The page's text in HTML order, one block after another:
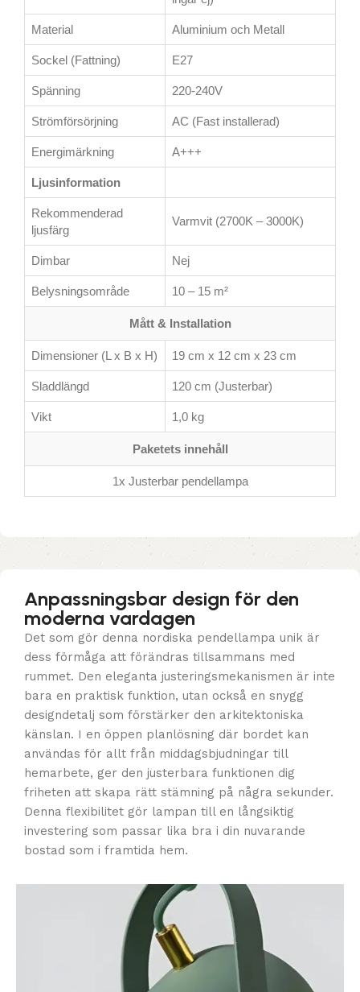
Material Aluminium och Metall
Sockel (Fattning) E27
Spänning 220-240V
Strömförsörjning AC (Fast installerad)
Energimärkning A+++
Ljusinformation
Rekommenderad
ljusfärg
Varmvit (2700K – 3000K)
Dimbar Nej
Belysningsområde 10 – 15 m²
Mått & Installation
Dimensioner (L x B x H) 19 cm x 12 cm x 23 cm
Sladdlängd 120 cm (Justerbar)
Vikt 1,0 kg
Paketets innehåll
1x Justerbar pendellampa
Anpassningsbar design för den
moderna vardagen
Det som gör denna nordiska pendellampa unik är
dess förmåga att förändras tillsammans med
rummet. Den eleganta justeringsmekanismen är inte
bara en praktisk funktion, utan också en snygg
designdetalj som förstärker den arkitektoniska
känslan. I en öppen planlösning där bordet kan
användas för allt från middagsbjudningar till
hemarbete, ger den justerbara funktionen dig
friheten att skapa rätt stämning på några sekunder.
Denna flexibilitet gör lampan till en långsiktig
investering som passar lika bra i din nuvarande
bostad som i framtida hem.